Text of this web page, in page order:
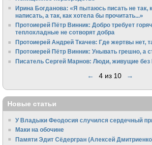
Ирина Богданова: «Я пытаюсь писать не так,
написать, а так, как хотела бы прочитать...»
Протоиерей Пётр Винник: Добро требует
теплохладные не сотворят добра
Протоиерей Андрей Ткачев: Где жертвы нет,
Протоиерей Пётр Винник: Унывать грешно, а
Писатель Сергей Марнов: Люди, живущие
← 4 из 10 →
Новые статьи
У Владыки Феодосия случился сердечный
Маки на обочине
Памяти Эдит Сёдергран (Алексей